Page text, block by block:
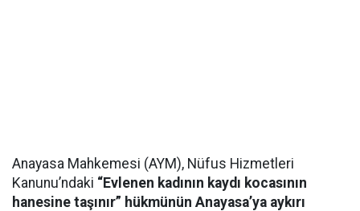
Anayasa Mahkemesi (AYM), Nüfus Hizmetleri
Kanunu’ndaki “Evlenen kadının kaydı kocasının
hanesine taşınır” hükmünün Anayasa’ya aykırı